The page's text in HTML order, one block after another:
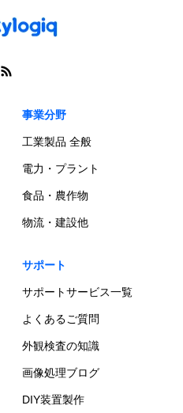
事業分野
工業製品 全般
電力・プラント
食品・農作物
物流・建設他
サポート
サポートサービス一覧
よくあるご質問
外観検査の知識
画像処理ブログ
DIY装置製作